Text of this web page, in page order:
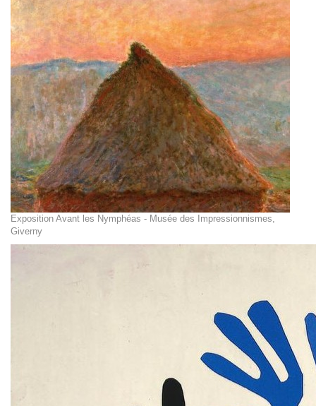
Exposition Avant les Nymphéas - Musée des Impressionnismes,
Giverny